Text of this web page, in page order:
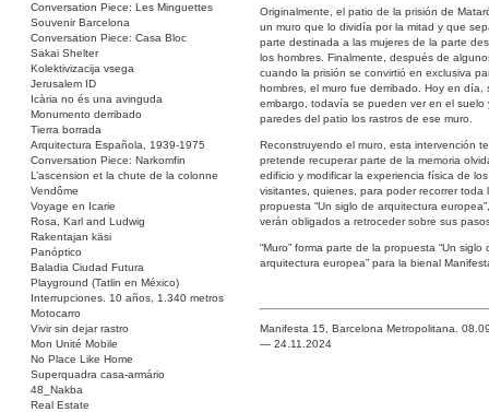
Conversation Piece: Les Minguettes
Souvenir Barcelona
Conversation Piece: Casa Bloc
Sakai Shelter
Kolektivizacija vsega
Jerusalem ID
Icària no és una avinguda
Monumento derribado
Tierra borrada
Arquitectura Española, 1939-1975
Conversation Piece: Narkomfin
L’ascension et la chute de la colonne
Vendôme
Voyage en Icarie
Rosa, Karl and Ludwig
Rakentajan käsi
Panóptico
Baladia Ciudad Futura
Playground (Tatlin en México)
Interrupciones. 10 años, 1.340 metros
Motocarro
Vivir sin dejar rastro
Mon Unité Mobile
No Place Like Home
Superquadra casa-armário
48_Nakba
Real Estate
Originalmente, el patio de la prisión de
un muro que lo dividía por la mitad y que
parte destinada a las mujeres de la parte
los hombres. Finalmente, después de
cuando la prisión se convirtió en exclusiva
hombres, el muro fue derribado. Hoy en día,
embargo, todavía se pueden ver en el suelo
paredes del patio los rastros de ese muro.
Reconstruyendo el muro, esta intervención
pretende recuperar parte de la memoria
edificio y modificar la experiencia física de los
visitantes, quienes, para poder recorrer toda
propuesta “Un siglo de arquitectura
verán obligados a retroceder sobre sus
“Muro” forma parte de la propuesta “Un siglo
arquitectura europea” para la bienal
Manifesta 15, Barcelona Metropolitana.
— 24.11.2024